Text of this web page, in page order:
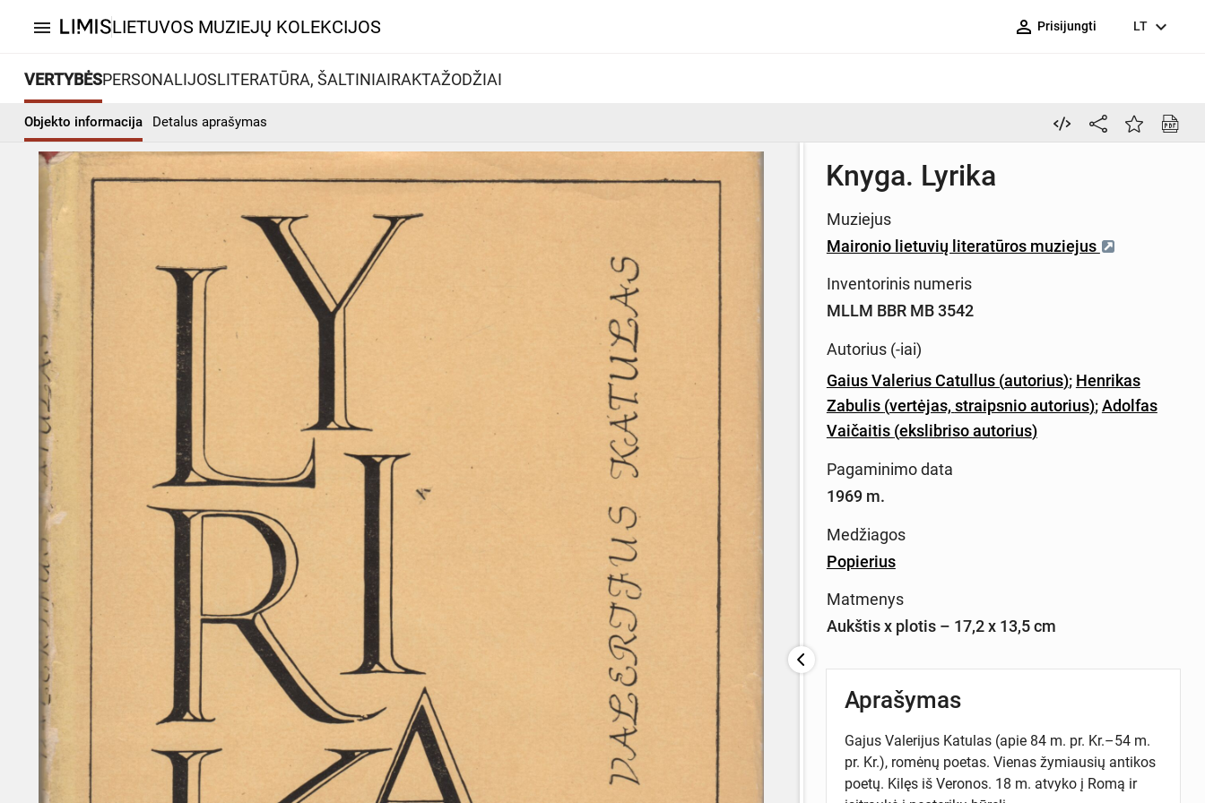
menu LIETUVOS MUZIEJŲ KOLEKCIJOS person_outline Prisijungti LT expand_more
VERTYBĖSPERSONALIJOSLITERATŪRA, ŠALTINIAIRAKTAŽODŽIAI
Objekto informacija Detalus aprašymas
Knyga. Lyrika
Muziejus
Maironio lietuvių literatūros muziejus
Inventorinis numeris
MLLM BBR MB 3542
Autorius (-iai)
Gaius Valerius Catullus (autorius); Henrikas
Zabulis (vertėjas, straipsnio autorius);Adolfas
Vaičaitis (ekslibriso autorius)
Pagaminimo data
1969 m.
Medžiagos
Popierius
Matmenys
Aukštis x plotis – 17,2 x 13,5 cm
Aprašymas
Gajus Valerijus Katulas (apie 84 m. pr. Kr.–54 m.
pr. Kr.), romėnų poetas. Vienas žymiausių antikos
poetų. Kilęs iš Veronos. 18 m. atvyko į Romą ir